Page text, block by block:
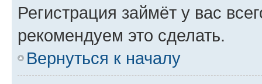
Регистрация займёт у вас
рекомендуем это сделать.
Вернуться к началу